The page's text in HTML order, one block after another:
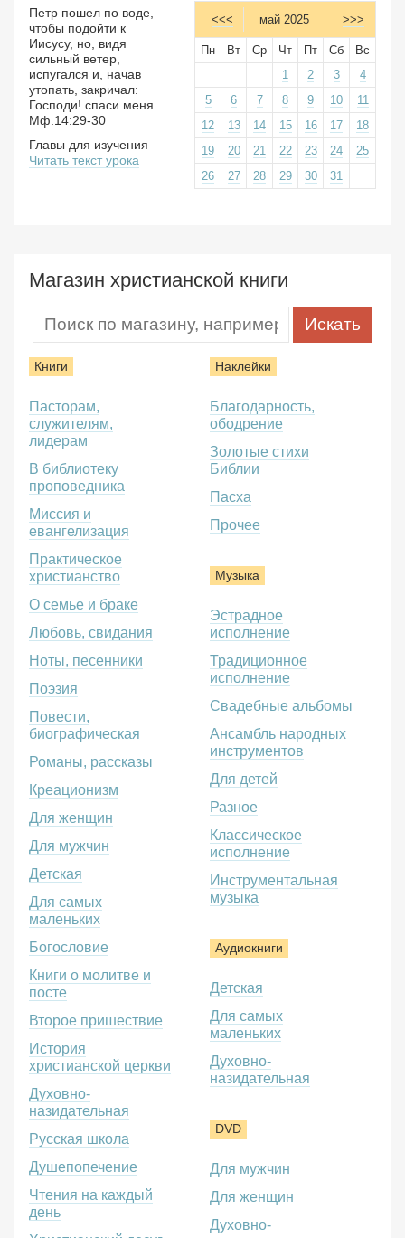
<<< май 2025 >>>
Пн Вт Ср Чт Пт Сб
Вс
1
2 3
4
5
6 7 8 9 10
11
12
13 14 15 16 17
18
19
20 21 22 23 24
25
26
27 28 29 30 31
Петр пошел по воде,
чтобы подойти к
Иисусу, но, видя
сильный ветер,
испугался и, начав
утопать, закричал:
Господи! спаси меня.
Мф.14:29-30
Главы для изучения
Читать текст урока
Магазин христианской книги
Книги
Пасторам,
служителям,
лидерам
В библиотеку
проповедника
Миссия и
евангелизация
Практическое
христианство
О семье и браке
Любовь, свидания
Ноты, песенники
Поэзия
Повести,
биографическая
Романы, рассказы
Креационизм
Для женщин
Для мужчин
Детская
Для самых
маленьких
Богословие
Книги о молитве и
посте
Второе пришествие
История
христианской церкви
Духовно-
назидательная
Русская школа
Душепопечение
Чтения на каждый
день
Наклейки
Благодарность,
ободрение
Золотые стихи
Библии
Пасха
Прочее
Музыка
Эстрадное
исполнение
Традиционное
исполнение
Свадебные альбомы
Ансамбль народных
инструментов
Для детей
Разное
Классическое
исполнение
Инструментальная
музыка
Аудиокниги
Детская
Для самых
маленьких
Духовно-
назидательная
DVD
Для мужчин
Для женщин
Духовно-